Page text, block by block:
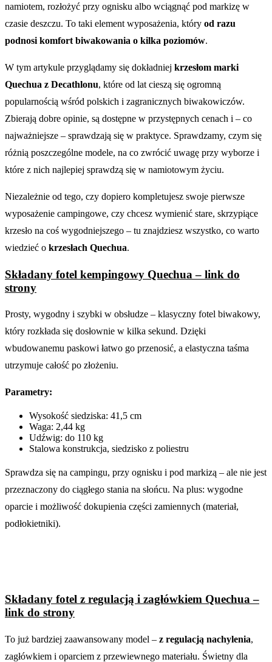
namiotem, rozłożyć przy ognisku albo wciągnąć pod markizę w
czasie deszczu. To taki element wyposażenia, który od razu
podnosi komfort biwakowania o kilka poziomów.
W tym artykule przyglądamy się dokładniej krzesłom marki
Quechua z Decathlonu, które od lat cieszą się ogromną
popularnością wśród polskich i zagranicznych biwakowiczów.
Zbierają dobre opinie, są dostępne w przystępnych cenach i – co
najważniejsze – sprawdzają się w praktyce. Sprawdzamy, czym się
różnią poszczególne modele, na co zwrócić uwagę przy wyborze i
które z nich najlepiej sprawdzą się w namiotowym życiu.
Niezależnie od tego, czy dopiero kompletujesz swoje pierwsze
wyposażenie campingowe, czy chcesz wymienić stare, skrzypiące
krzesło na coś wygodniejszego – tu znajdziesz wszystko, co warto
wiedzieć o krzesłach Quechua.
Składany fotel kempingowy Quechua – link do
strony
Prosty, wygodny i szybki w obsłudze – klasyczny fotel biwakowy,
który rozkłada się dosłownie w kilka sekund. Dzięki
wbudowanemu paskowi łatwo go przenosić, a elastyczna taśma
utrzymuje całość po złożeniu.
Parametry:
Wysokość siedziska: 41,5 cm
Waga: 2,44 kg
Udźwig: do 110 kg
Stalowa konstrukcja, siedzisko z poliestru
Sprawdza się na campingu, przy ognisku i pod markizą – ale nie jest
przeznaczony do ciągłego stania na słońcu. Na plus: wygodne
oparcie i możliwość dokupienia części zamiennych (materiał,
podłokietniki).
Składany fotel z regulacją i zagłówkiem Quechua –
link do strony
To już bardziej zaawansowany model – z regulacją nachylenia,
zagłówkiem i oparciem z przewiewnego materiału. Świetny dla